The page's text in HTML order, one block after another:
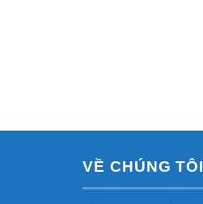
VỀ CHÚNG TÔI